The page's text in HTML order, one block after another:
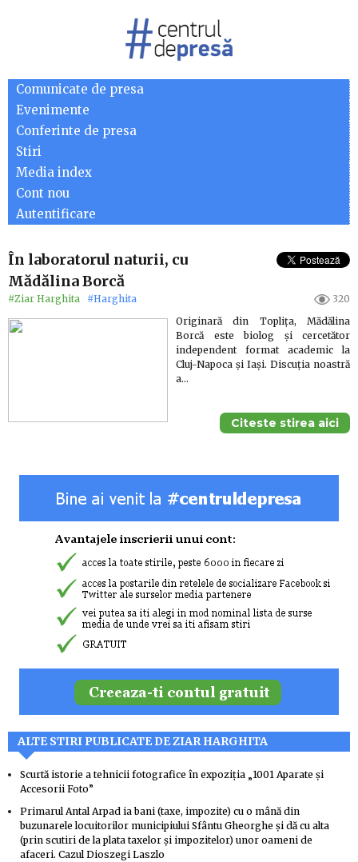
Comunicate de presa
Evenimente
Conferinte de presa
Stiri
Media index
Cont nou
Autentificare
În laboratorul naturii, cu
Mădălina Borcă
#Ziar Harghita #Harghita
320
Originară din Toplița, Mădălina
Borcă este biolog și cercetător
independent format academic la
Cluj-Napoca și Iași. Discuția noastră
a…
Citeste stirea aici
ALTE STIRI PUBLICATE DE ZIAR HARGHITA
Scurtă istorie a tehnicii fotografice în expoziția „1001 Aparate și
Accesorii Foto”
Primarul Antal Arpad ia bani (taxe, impozite) cu o mână din
buzunarele locuitorilor municipiului Sfântu Gheorghe și dă cu alta
(prin scutiri de la plata taxelor și impozitelor) unor oameni de
afaceri. Cazul Dioszegi Laszlo